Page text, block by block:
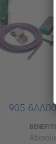
- 905-